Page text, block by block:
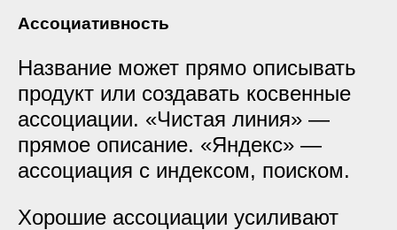
Ассоциативность
Название может прямо описывать
продукт или создавать косвенные
ассоциации. «Чистая линия» —
прямое описание. «Яндекс» —
ассоциация с индексом, поиском.
Хорошие ассоциации усиливают